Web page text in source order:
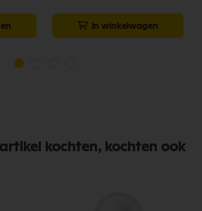
In winkelwagen
kochten, kochten ook